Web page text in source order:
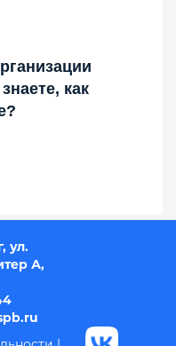
как
ул.
А,
u